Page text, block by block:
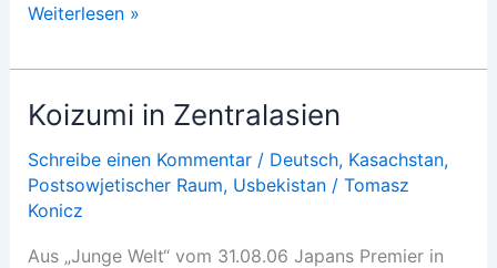
Auf
Weiterlesen »
Koizumi in Zentralasien
Schreibe einen Kommentar / Deutsch, Kasachstan,
Postsowjetischer Raum, Usbekistan/ Tomasz
Konicz
Aus „Junge Welt“ vom 31.08.06 Japans Premier in